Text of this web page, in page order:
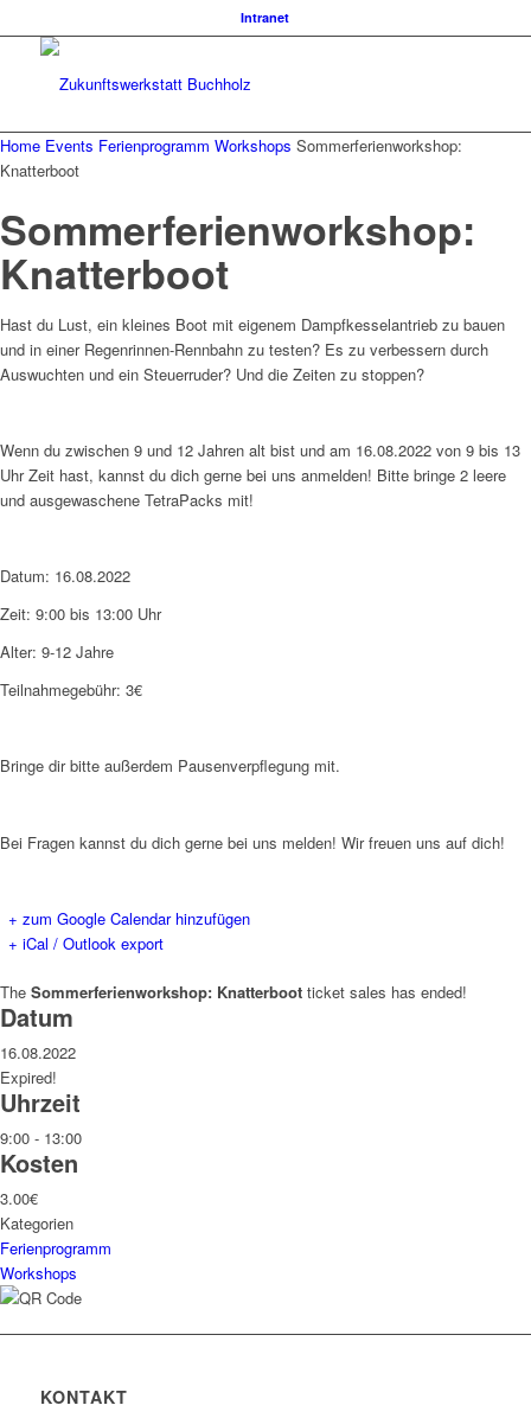
Intranet
Home Events Ferienprogramm Workshops Sommerferienworkshop:
Knatterboot
Sommerferienworkshop:
Knatterboot
Hast du Lust, ein kleines Boot mit eigenem Dampfkesselantrieb zu bauen
und in einer Regenrinnen-Rennbahn zu testen? Es zu verbessern durch
Auswuchten und ein Steuerruder? Und die Zeiten zu stoppen?
Wenn du zwischen 9 und 12 Jahren alt bist und am 16.08.2022 von 9 bis 13
Uhr Zeit hast, kannst du dich gerne bei uns anmelden! Bitte bringe 2 leere
und ausgewaschene TetraPacks mit!
Datum: 16.08.2022
Zeit: 9:00 bis 13:00 Uhr
Alter: 9-12 Jahre
Teilnahmegebühr: 3€
Bringe dir bitte außerdem Pausenverpflegung mit.
Bei Fragen kannst du dich gerne bei uns melden! Wir freuen uns auf dich!
+ zum Google Calendar hinzufügen
+ iCal / Outlook export
The Sommerferienworkshop: Knatterboot ticket sales has ended!
Datum
16.08.2022
Expired!
Uhrzeit
9:00 - 13:00
Kosten
3.00€
Kategorien
Ferienprogramm
Workshops
KONTAKT